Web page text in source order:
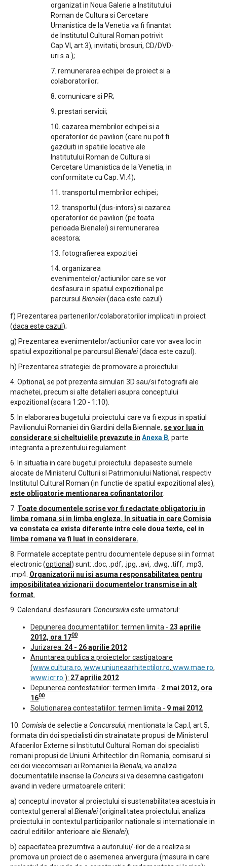
organizat in Noua Galerie a Institutului
Roman de Cultura si Cercetare
Umanistica de la Venetia va fi finantat
de Institutul Cultural Roman potrivit
Cap.VI, art.3), invitatii, brosuri, CD/DVD-
uri s.a.);
7. remunerarea echipei de proiect si a
colaboratorilor;
8. comunicare si PR;
9. prestari servicii;
10. cazarea membrilor echipei si a
operatorilor de pavilion (care nu pot fi
gazduiti in spatiile locative ale
Institutului Roman de Cultura si
Cercetare Umanistica de la Venetia, in
conformitate cu Cap. VI.4);
11. transportul membrilor echipei;
12. transportul (dus-intors) si cazarea
operatorilor de pavilion (pe toata
perioada Bienalei) si remunerarea
acestora;
13. fotografierea expozitiei
14. organizarea
evenimentelor/actiunilor care se vor
desfasura in spatiul expozitional pe
parcursul Bienalei(daca este cazul)
f) Prezentarea partenerilor/colaboratorilor implicati in proiect
(daca este cazul );
g) Prezentarea evenimentelor/actiunilor care vor avea loc in
spatiul expozitional pe parcursul Bienalei(daca este cazul).
h) Prezentarea strategiei de promovare a proiectului
4. Optional, se pot prezenta simulari 3D sau/si fotografii ale
machetei, precum si alte detalieri asupra conceptului
expozitional (scara 1:20 - 1:10).
5. In elaborarea bugetului proiectului care va fi expus in spatiul
Pavilionului Romaniei din Giardini della Biennale, se vor lua in
considerare si cheltuielile prevazute in Anexa B, parte
integranta a prezentului regulament.
6. In situatia in care bugetul proiectului depaseste sumele
alocate de Ministerul Culturii si Patrimoniului National, respectiv
Institutul Cultural Roman (in functie de spatiul expozitional ales),
este obligatorie mentionarea cofinantatorilor
7. Toate documentele scrise vor fi redactate obligatoriu in
limba romana si in limba engleza. In situatia in care Comisia
va constata ca exista diferente intre cele doua texte, cel in
limba romana va fi luat in considerare.
8. Formatele acceptate pentru documentele depuse si in format
electronic (optional ) sunt: .doc, .pdf, .jpg, .avi, .dwg, .tiff, .mp3,
.mp4. Organizatorii nu isi asuma responsabilitatea pentru
imposibilitatea vizionarii documentelor transmise in alt
format
9. Calendarul desfasurarii Concursuluieste urmatorul:
Depunerea documentatiilor: termen limita - 23 aprilie
2012, ora 1700
Jurizarea: 24 - 26 aprilie 2012
Anuntarea publica a proiectelor castigatoare
(www.cultura.ro, www.uniuneaarhitectilor.ro, www.mae.ro,
www.icr.ro ): 27aprilie 2012
Depunerea contestatiilor: termen limita - 2 mai 2012, ora
1600
Solutionarea contestatiilor: termen limita - 9 mai 2012
10. Comisiade selectie a Concursului, mentionata la Cap.I, art.5,
formata din doi specialisti din strainatate propusi de Ministerul
Afacerilor Externe si Institutul Cultural Roman doi specialisti
romani propusi de Uniunii Arhitectilor din Romania, comisarul si
cei doi vicecomisari ai Romaniei la Bienala, va analiza
documentatiile inscrise la Concurssi va desemna castigatorii
avand in vedere urmatoarele criterii:
a) conceptul inovator al proiectului si sustenabilitatea acestuia in
contextul general al Bienalei(originalitatea proiectului; analiza
proiectului in contextul participarilor nationale si internationale in
cadrul editiilor anterioare ale Bienalei);
b) capacitatea prezumtiva a autorului/-ilor de a realiza si
promova un proiect de o asemenea anvergura (masura in care